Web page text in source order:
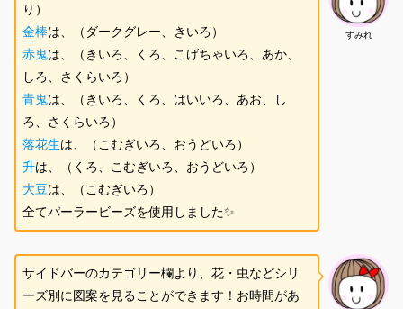
すみれ
り）
金棒は、（ダークグレー、きいろ）
赤鬼は、（きいろ、くろ、こげちゃいろ、あか、
しろ、さくらいろ）
青鬼は、（きいろ、くろ、はいいろ、あお、し
ろ、さくらいろ）
落花生は、（こむぎいろ、おうどいろ）
升は、（くろ、こむぎいろ、おうどいろ）
大豆は、（こむぎいろ）
全てパーラービーズを使用しました✨
サイドバーのカテゴリー欄より、花・虫などシリ
ーズ別に図案を見ることができます！お時間があ